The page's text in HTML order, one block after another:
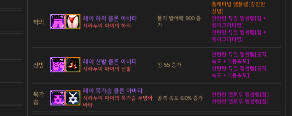
하의 레어 하의 클론 아바타
시라누이 마이의 하의
물리 방어력 900 증
가
플래티넘 엠블렘[강인한
신념]
찬란한 듀얼 엠블렘[힘 +
물리크리티컬]
찬란한 듀얼 엠블렘[힘 +
물리크리티컬]
신발 레어 신발 클론 아바타
시라누이 마이의 신발
힘 55 증가
찬란한 듀얼 엠블렘[공격
속도 + 이동속도]
찬란한 듀얼 엠블렘[공격
속도 + 이동속도]
목가
슴
레어 목가슴 클론 아바타
시라누이 마이의 목가슴 투명아
바타
공격 속도 6.0% 증가
찬란한 옐로우 엠블렘[힘]
찬란한 옐로우 엠블렘[힘]